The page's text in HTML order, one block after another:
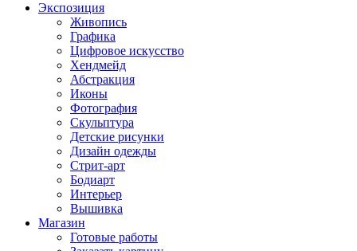
Экспозиция
Живопись
Графика
Цифровое искусство
Хендмейд
Абстракция
Иконы
Фотография
Скульптура
Детские рисунки
Дизайн одежды
Стрит-арт
Бодиарт
Интерьер
Вышивка
Магазин
Готовые работы